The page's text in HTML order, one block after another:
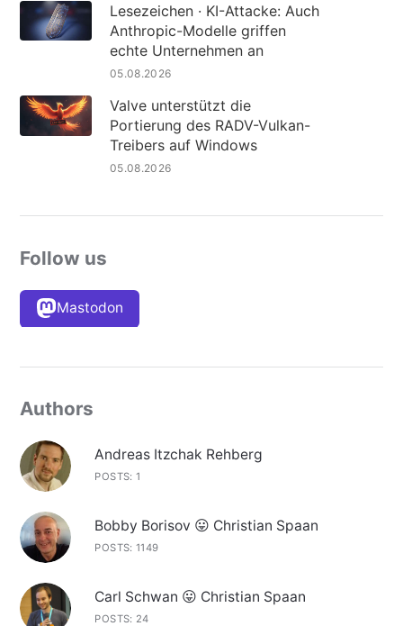
Lesezeichen · KI-Attacke: Auch
Anthropic-Modelle griffen
echte Unternehmen an
05.08.2026
Valve unterstützt die
Portierung des RADV-Vulkan-
Treibers auf Windows
05.08.2026
Follow us
Mastodon
Authors
Andreas Itzchak Rehberg
POSTS: 1
Bobby Borisov 😛 Christian Spaan
POSTS: 1149
Carl Schwan 😛 Christian Spaan
POSTS: 24